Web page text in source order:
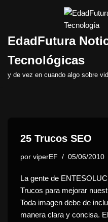
al
EdadFutura
Tecnológicas
y de vez en cuando algo sobre
25 Trucos SEO
por viperEF 05/06/2010
La gente de
Trucos para mejorar
Toda imagen debe de
manera clara y concisa.